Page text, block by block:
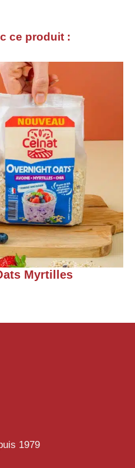
ce produit :
Myrtilles
1979